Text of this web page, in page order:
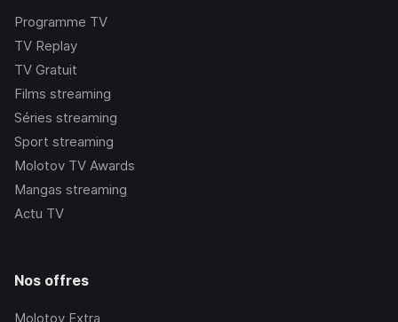
Programme TV
TV Replay
TV Gratuit
Films streaming
Séries streaming
Sport streaming
Molotov TV Awards
Mangas streaming
Actu TV
Nos offres
Molotov Extra